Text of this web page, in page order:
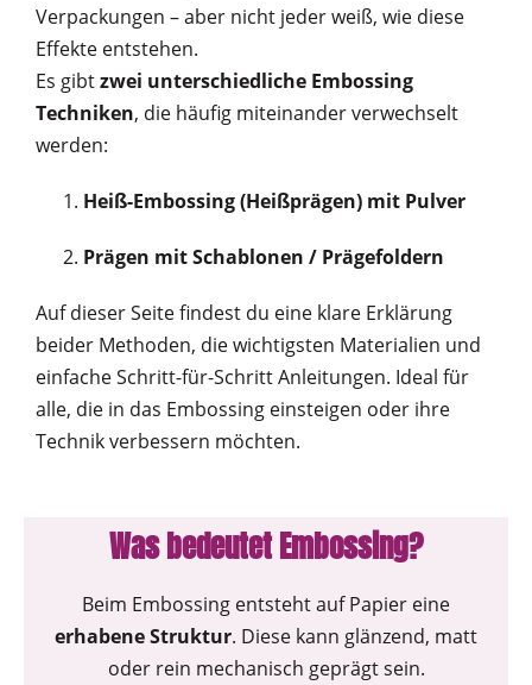
Verpackungen – aber nicht jeder weiß, wie diese
Effekte entstehen.
Es gibtzwei unterschiedliche Embossing
Techniken, die häufig miteinander verwechselt
werden:
Heiß-Embossing (Heißprägen) mit Pulver
Prägen mit Schablonen / Prägefoldern
Auf dieser Seite findest du eine klare Erklärung
beider Methoden, die wichtigsten Materialien und
einfache Schritt-für-Schritt Anleitungen. Ideal für
alle, die in das Embossing einsteigen oder ihre
Technik verbessern möchten.
Was bedeutet Embossing?
Beim Embossing entsteht auf Papier eine
erhabene Struktur. Diese kann glänzend, matt
oder rein mechanisch geprägt sein.